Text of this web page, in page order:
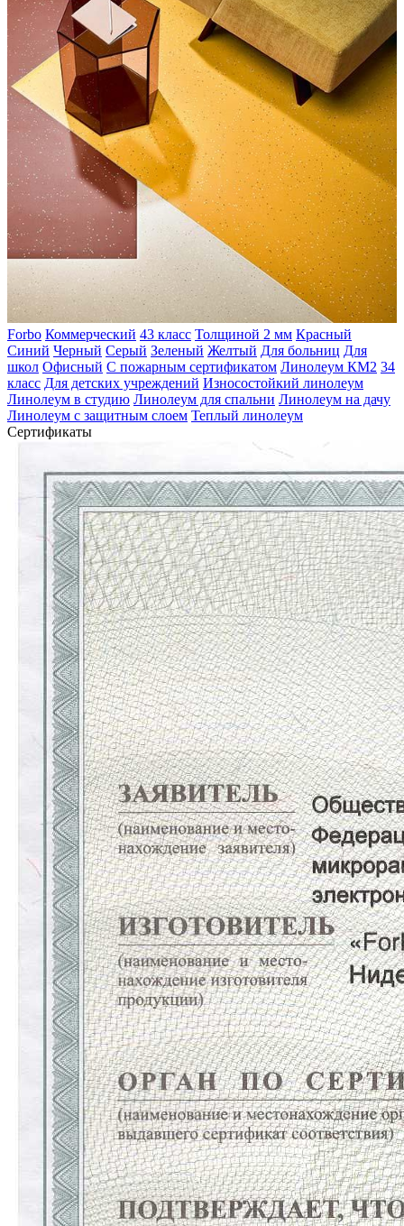
Forbo Коммерческий 43 класс Толщиной 2 мм Красный
Синий Черный Серый Зеленый Желтый Для больниц Для
школ Офисный С пожарным сертификатом Линолеум КМ2 34
класс Для детских учреждений Износостойкий линолеум
Линолеум в студию Линолеум для спальни Линолеум на дачу
Линолеум с защитным слоем Теплый линолеум
Сертификаты